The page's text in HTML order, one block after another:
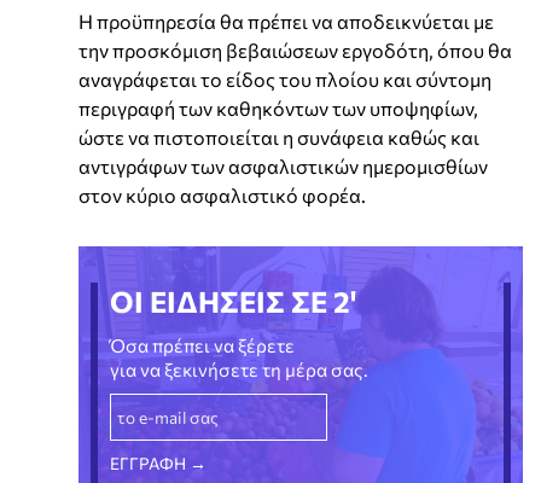
Η προϋπηρεσία θα πρέπει να αποδεικνύεται με
την προσκόμιση βεβαιώσεων εργοδότη, όπου θα
αναγράφεται το είδος του πλοίου και σύντομη
περιγραφή των καθηκόντων των υποψηφίων,
ώστε να πιστοποιείται η συνάφεια καθώς και
αντιγράφων των ασφαλιστικών ημερομισθίων
στον κύριο ασφαλιστικό φορέα.
ΟΙ ΕΙΔΗΣΕΙΣ ΣΕ 2'
Όσα πρέπει να ξέρετε
για να ξεκινήσετε τη μέρα σας.